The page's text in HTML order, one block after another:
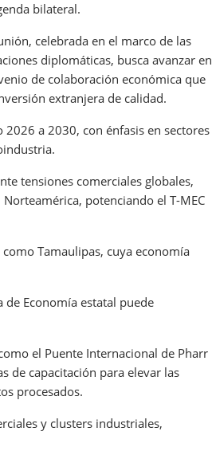
bilateral.
celebrada en el marco de las
diplomáticas, busca avanzar en
de colaboración económica que
extranjera de calidad.
a 2030, con énfasis en sectores
tensiones comerciales globales,
potenciando el T-MEC
Tamaulipas, cuya economía
de Economía estatal puede
el Puente Internacional de Pharr
de capacitación para elevar las
procesados.
y clusters industriales,